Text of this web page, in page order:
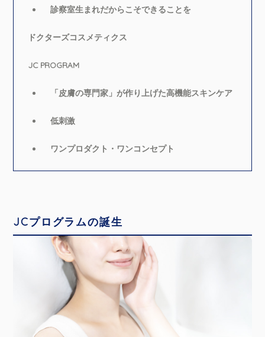
診察室生まれだからこそできることを
ドクターズコスメティクス
JC PROGRAM
「皮膚の専門家」が作り上げた高機能スキンケア
低刺激
ワンプロダクト・ワンコンセプト
JCプログラムの誕生